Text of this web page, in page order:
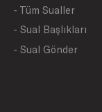
- Tüm Sualler
- Sual Başlıkları
- Sual Gönder